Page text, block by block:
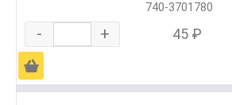
740-3701780
- + 45 ₽
Ä